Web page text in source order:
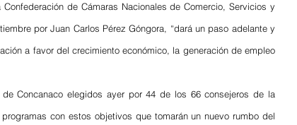
de Cámaras Nacionales de Comercio, Servicios y
por Juan Carlos Pérez Góngora, “dará un paso adelante y
a favor del crecimiento económico, la generación de empleo
Concanaco elegidos ayer por 44 de los 66 consejeros de la
con estos objetivos que tomarán un nuevo rumbo del